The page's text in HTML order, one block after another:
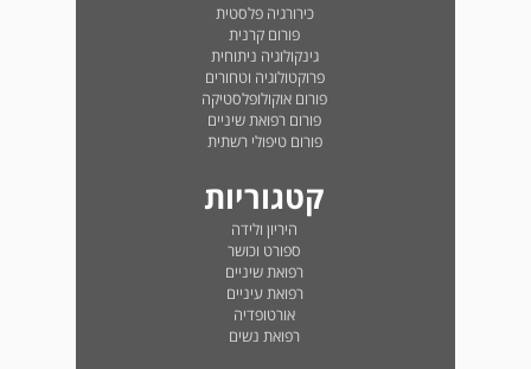
כירורגיה פלסטית
פורום קרנית
גינקולוגיה ניתוחית
פרוקטולוגיה וטחורים
פורום אוקולופלסטיקה
פורום רפואת שיניים
פורום טיפולי רשתית
קטגוריות
היריון ולידה
ספורט וכושר
רפואת שיניים
רפואת עיניים
אורטופדיה
רפואת נשים